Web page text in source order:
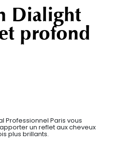
Dialight
profond
Professionnel Paris vous
un reflet aux cheveux
plus brillants.